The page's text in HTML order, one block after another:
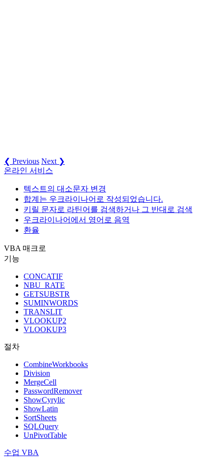
❮ Previous Next ❯
온라인 서비스
텍스트의 대소문자 변경
합계는 우크라이나어로 작성되었습니다.
키릴 문자로 라틴어를 검색하거나 그 반대로 검색
우크라이나어에서 영어로 음역
환율
VBA 매크로
기능
CONCATIF
NBU_RATE
GETSUBSTR
SUMINWORDS
TRANSLIT
VLOOKUP2
VLOOKUP3
절차
CombineWorkbooks
Division
MergeCell
PasswordRemover
ShowCyrylic
ShowLatin
SortSheets
SQLQuery
UnPivotTable
수업 VBA